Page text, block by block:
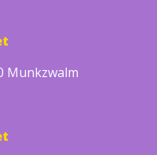
Munkzwalm